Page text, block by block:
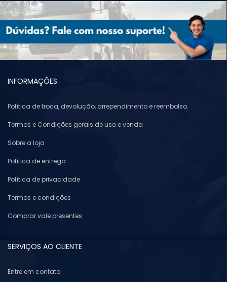
INFORMAÇÕES
Política de troca, devolução, arrependimento e reembolso.
Termos e Condições gerais de uso e venda
Sobre a loja
Política de entrega
Política de privacidade
Termos e condições
Comprar vale presentes
SERVIÇOS AO CLIENTE
Entre em contato